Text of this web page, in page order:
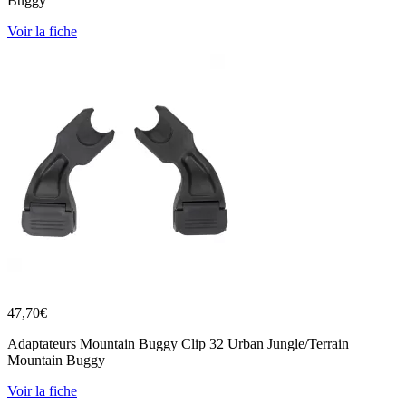
Voir la fiche
47,70€
Adaptateurs Mountain Buggy Clip 32 Urban Jungle/Terrain
Mountain Buggy
Voir la fiche